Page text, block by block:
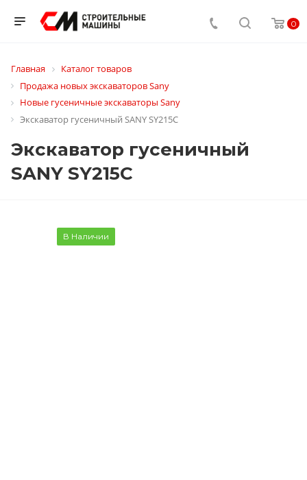
0
Главная
Каталог товаров
Продажа новых экскаваторов Sany
Новые гусеничные экскаваторы Sany
Экскаватор гусеничный SANY SY215C
Экскаватор гусеничный
SANY SY215C
В Наличии